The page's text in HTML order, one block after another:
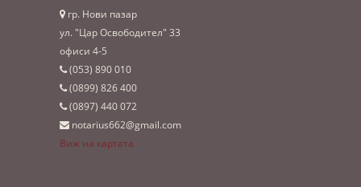
гр. Нови пазар
ул. "Цар Освободител" 33
офиси 4-5
(053)­ 890 010
(0899)­ 826 400
(0897)­ 440 072
notarius662@gmail.com
Виж на картата